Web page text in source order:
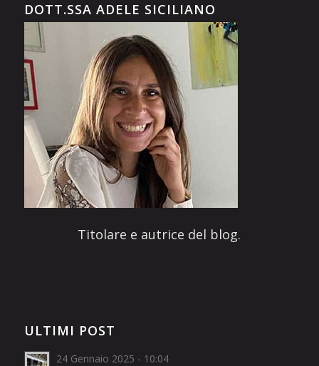
DOTT.SSA ADELE SICILIANO
Titolare e autrice del blog.
ULTIMI POST
24 Gennaio 2025 - 10:04